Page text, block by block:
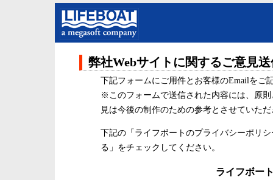
弊社Webサイトに関するご意見
下記フォームにご用件とお客様のEmailをご
※このフォームで送信された内容には、原則
見は今後の制作のための参考とさせていた
下記の「ライフボートのプライバシーポリ
る」をチェックしてください。
ライフボー